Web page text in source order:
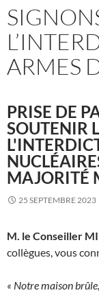
ARMES
PRISE DE
SOUTENIR
MAJORITÉ
25 SEPTEMBRE 2023
M. le Conseiller
collègues, vous
« Notre maison